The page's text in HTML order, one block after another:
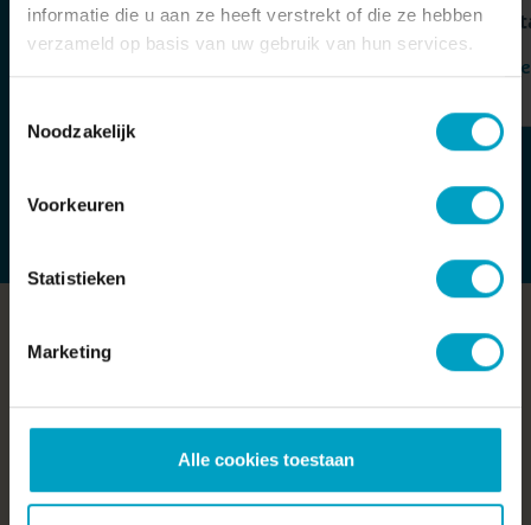
informatie die u aan ze heeft verstrekt of die ze hebben
verzameld op basis van uw gebruik van hun services.
Noodzakelijk
Voorkeuren
Statistieken
Marketing
Alle cookies toestaan
Hoogste punt Park Looburgh
Veel gestelde vragen